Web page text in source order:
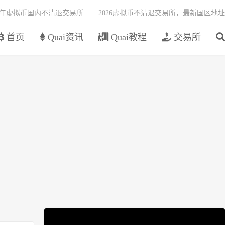
首页 Quai资讯 Quai教程 交易所
虚拟币国内不清退交易所 2026虚拟币不清退交易所，最新国区地址